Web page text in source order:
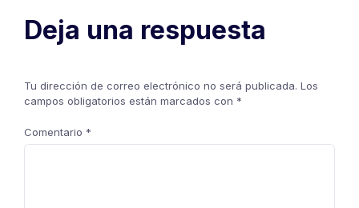
Deja una respuesta
Tu dirección de correo electrónico no será publicada. Los
campos obligatorios están marcados con *
Comentario *